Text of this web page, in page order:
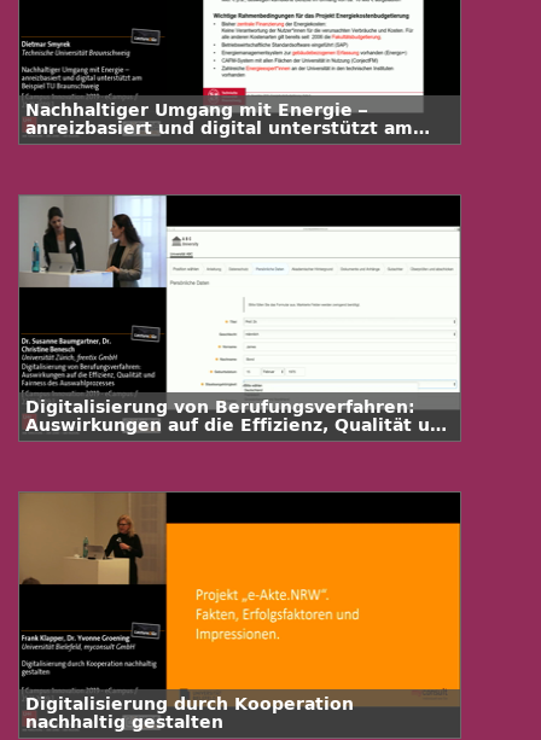
Nachhaltiger Umgang mit Energie –
anreizbasiert und digital unterstützt am
Beispiel TU Braunschweig
Digitalisierung von Berufungsverfahren:
Auswirkungen auf die Effizienz, Qualität und
Fairness des Auswahlprozesses
Digitalisierung durch Kooperation
nachhaltig gestalten